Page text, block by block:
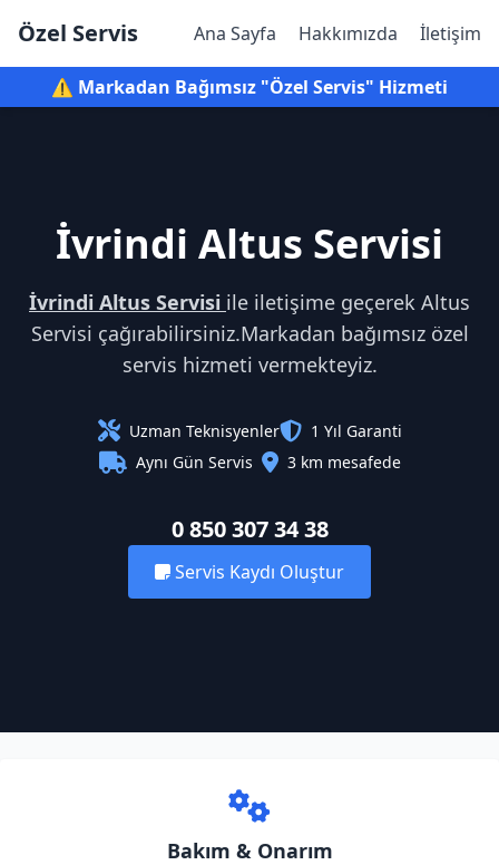
Özel Servis Ana Sayfa Hakkımızda İletişim
⚠️ Markadan Bağımsız "Özel Servis" Hizmeti
İvrindi Altus Servisi
İvrindi Altus Servisi ile iletişime geçerek Altus
Servisi çağırabilirsiniz.Markadan bağımsız özel
servis hizmeti vermekteyiz.
Uzman Teknisyenler
1 Yıl Garanti
Aynı Gün Servis
3 km mesafede
0 850 307 34 38
Servis Kaydı Oluştur
Bakım & Onarım